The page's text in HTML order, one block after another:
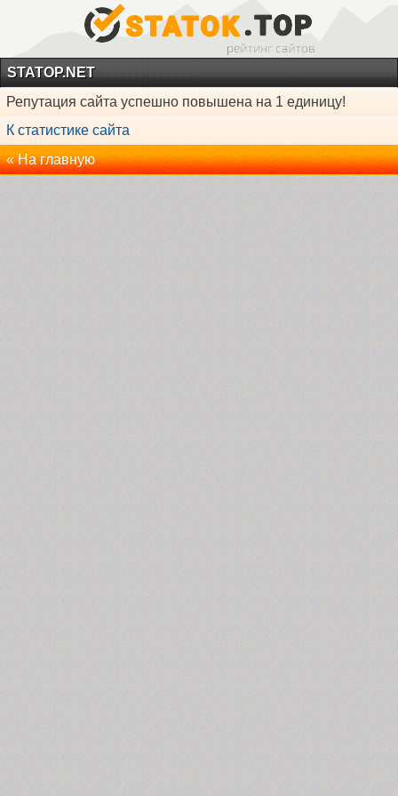
STATOP.NET
Репутация сайта успешно повышена на 1 единицу!
К статистике сайта
« На главную